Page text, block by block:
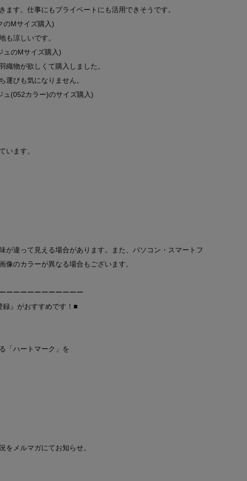
す。仕事にもプライベートにも活用できそうです。
Mサイズ購入)
も涼しいです。
のMサイズ購入)
織物が欲しくて購入しました。
びも気になりません。
(052カラー)のサイズ購入)
います。
が違って見える場合があります。また、パソコン・スマートフ
像のカラーが異なる場合もございます。
ーーーーーーーーーーー
録』がおすすめです！■
「ハートマーク」を
をメルマガにてお知らせ。